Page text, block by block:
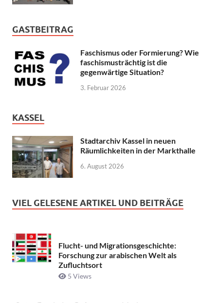
GASTBEITRAG
Faschismus oder Formierung? Wie
faschismusträchtig ist die
gegenwärtige Situation?
3. Februar 2026
KASSEL
Stadtarchiv Kassel in neuen
Räumlichkeiten in der Markthalle
6. August 2026
VIEL GELESENE ARTIKEL UND BEITRÄGE
Flucht- und Migrationsgeschichte:
Forschung zur arabischen Welt als
Zufluchtsort
5 Views